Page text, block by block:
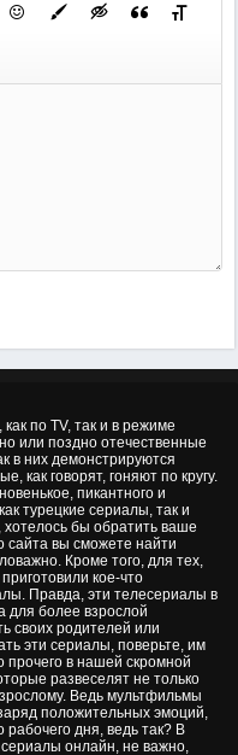
по TV, так и в режиме
или поздно отечественные
в них демонстрируются
как говорят, гоняют по кругу.
пикантного и
турецкие сериалы, так и
бы обратить ваше
сайта вы сможете найти
Кроме того, для тех,
кое-что
Правда, эти телесериалы в
для более взрослой
своих родителей или
эти сериалы, поверьте, им
прочего в нашей скромной
развеселят не только
Ведь мультфильмы
положительных эмоций,
рабочего дня, ведь так? В
онлайн, не важно,